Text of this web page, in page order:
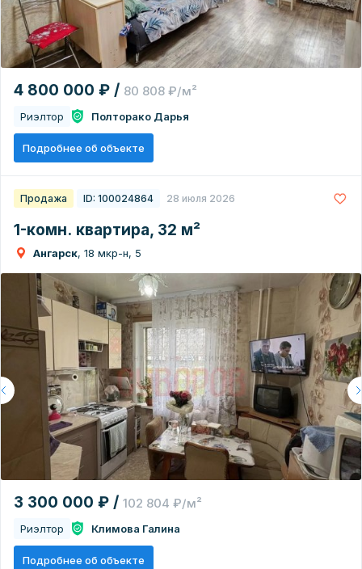
4 800 000 ₽ / 80 808 ₽/м²
Риэлтор Полторако Дарья
Подробнее об объекте
Продажа ID: 100024864 28 июля 2026
1-комн. квартира, 32 м²
Ангарск, 18 мкр-н, 5
3 300 000 ₽ / 102 804 ₽/м²
Риэлтор Климова Галина
Подробнее об объекте